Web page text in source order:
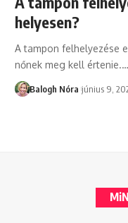
helyesen?
A tampon felhelyezése
nőnek meg kell értenie.…
Balogh Nóra június 9,